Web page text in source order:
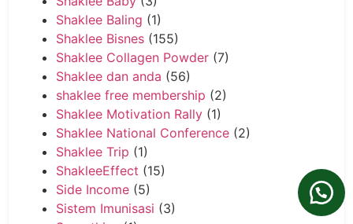
Shaklee Baling (1)
Shaklee Bisnes (155)
Shaklee Collagen Powder (7)
Shaklee dan anda (56)
shaklee free membership (2)
Shaklee Motivation Rally (1)
Shaklee National Conference (2)
Shaklee Trip (1)
ShakleeEffect (15)
Side Income (5)
Sistem Imunisasi (3)